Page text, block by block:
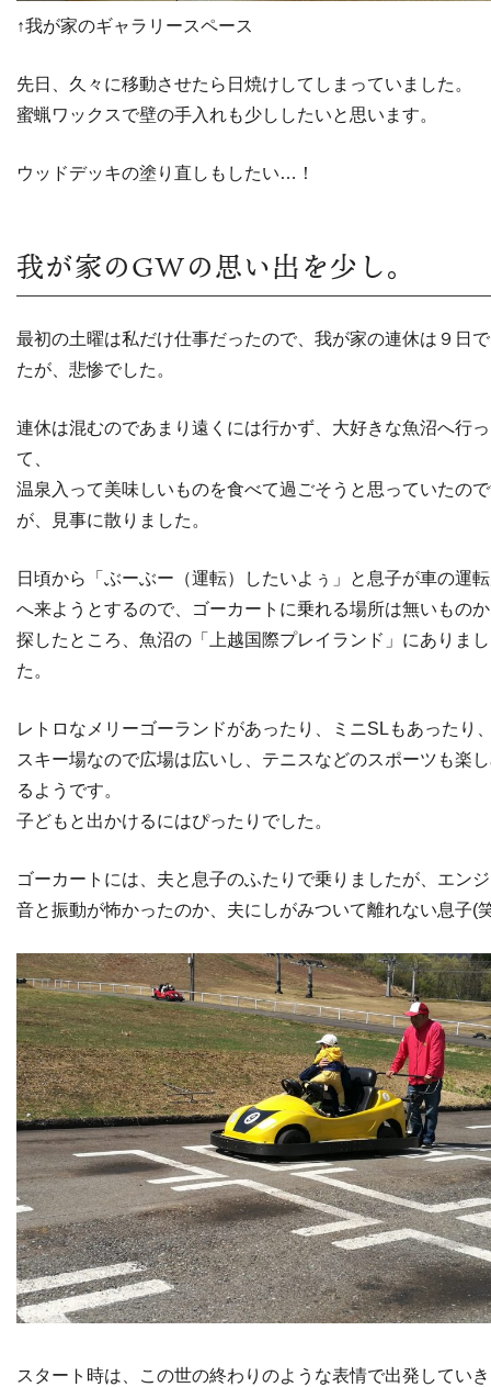
↑我が家のギャラリースペース
先日、久々に移動させたら日焼けしてしまっていました。
蜜蝋ワックスで壁の手入れも少ししたいと思います。
ウッドデッキの塗り直しもしたい…！
我が家のGWの思い出を少し。
最初の土曜は私だけ仕事だったので、我が家の連休は９日
たが、悲惨でした。
連休は混むのであまり遠くには行かず、大好きな魚沼へ行っ
て、
温泉入って美味しいものを食べて過ごそうと思っていたの
が、見事に散りました。
日頃から「ぶーぶー（運転）したいよぅ」と息子が車の運
へ来ようとするので、ゴーカートに乗れる場所は無いもの
探したところ、魚沼の「上越国際プレイランド」にありまし
た。
レトロなメリーゴーランドがあったり、ミニSLもあったり
スキー場なので広場は広いし、テニスなどのスポーツも楽
るようです。
子どもと出かけるにはぴったりでした。
ゴーカートには、夫と息子のふたりで乗りましたが、エン
音と振動が怖かったのか、夫にしがみついて離れない息子(
スタート時は、この世の終わりのような表情で出発してい